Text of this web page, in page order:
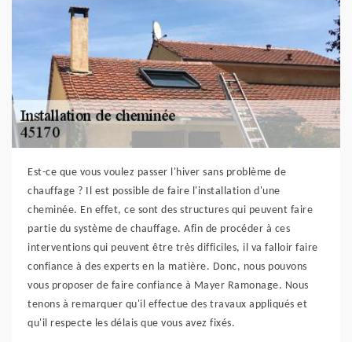
Est-ce que vous voulez passer l'hiver sans problème de
chauffage ? Il est possible de faire l'installation d'une
cheminée. En effet, ce sont des structures qui peuvent faire
partie du système de chauffage. Afin de procéder à ces
interventions qui peuvent être très difficiles, il va falloir faire
confiance à des experts en la matière. Donc, nous pouvons
vous proposer de faire confiance à Mayer Ramonage. Nous
tenons à remarquer qu'il effectue des travaux appliqués et
qu'il respecte les délais que vous avez fixés.